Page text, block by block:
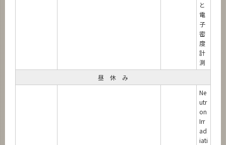
と
電
子
密
度
計
測
昼 休 み
Ne
utr
on
Irr
ad
iati